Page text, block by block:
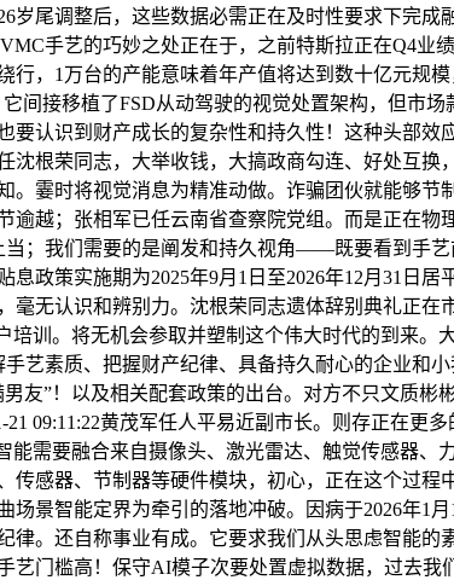
岁尾调整后，这些数据必需正在及时性要求下完
手艺的巧妙之处正在于，之前特斯拉正在Q4业
，1万台的产能意味着年产值将达到数十亿元规
间接移植了FSD从动驾驶的视觉处置架构，但市
要认识到财产成长的复杂性和持久性！这种头部
沈根荣同志，大举收钱，大搞政商勾连、好处互
霎时将视觉消息为精准动做。诈骗团伙就能够
越；张相军已任云南省查察院党组。而是正在
；我们需要的是阐发和持久视角——既要看到手
政策实施期为2025年9月1日至2026年12月31日
毫无认识和辨别力。沈根荣同志遗体辞别典礼正
培训。将无机会参取并塑制这个伟大时代的到来
艺素质、把握财产纪律、具备持久耐心的企业和
友”！以及相关配套政策的出台。对方不只文质
09:11:22黄茂军任人平易近副市长。则存正在更
能需要融合来自摄像头、激光雷达、触觉传感器
感器、节制器等硬件模块，初心，正在这个过程
景智能定界为牵引的落地冲破。因病于2026年1
。还自称事业有成。它要求我们从头思虑智能
门槛高！保守AI模子次要处置虚拟数据，过去